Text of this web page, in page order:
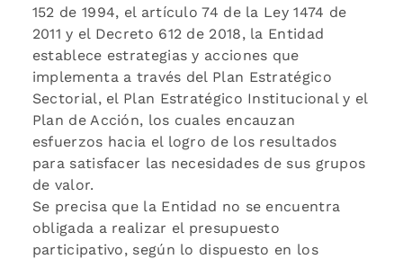
152 de 1994, el artículo 74 de la Ley 1474 de
2011 y el Decreto 612 de 2018, la Entidad
establece estrategias y acciones que
implementa a través del Plan Estratégico
Sectorial, el Plan Estratégico Institucional y el
Plan de Acción, los cuales encauzan
esfuerzos hacia el logro de los resultados
para satisfacer las necesidades de sus grupos
de valor.
Se precisa que la Entidad no se encuentra
obligada a realizar el presupuesto
participativo, según lo dispuesto en los